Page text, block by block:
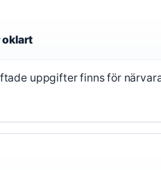
oklart
uppgifter finns för